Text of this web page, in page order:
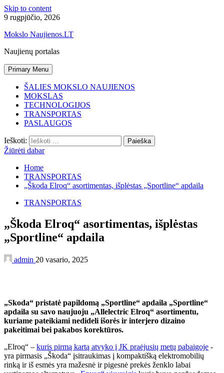
Skip to content
9 rugpjūčio, 2026
Mokslo Naujienos.LT
Naujienų portalas
Primary Menu
ŠALIES MOKSLO NAUJIENOS
MOKSLAS
TECHNOLOGIJOS
TRANSPORTAS
PASLAUGOS
Ieškoti:
Žiūrėti dabar
Home
TRANSPORTAS
„Škoda Elroq“ asortimentas, išplėstas „Sportline“ apdaila
TRANSPORTAS
„Škoda Elroq“ asortimentas, išplėstas
„Sportline“ apdaila
admin 20 vasario, 2025
„Skoda“ pristatė papildomą „Sportline“ apdaila „Sportline“
apdaila su savo naujuoju „Allelectric Elroq“ asortimentu,
kuriame pateikiami nedideli išorės ir interjero dizaino
pakeitimai bei pakabos korektūros.
„Elroq“ – kuris pirmą kartą atvyko į JK praėjusių metų pabaigoje -
yra pirmasis „Škoda“ įsitraukimas į kompaktišką elektromobilių
rinką ir iš esmės yra mažesnė ir pigesnė prekės ženklo labai